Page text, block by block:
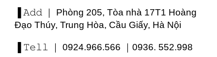
▐ 𝙰𝚍𝚍 ｜ Phòng 205, Tòa nhà 17T1 Hoàng
Đạo Thúy, Trung Hòa, Cầu Giấy, Hà Nội
▐ 𝚃𝚎𝚕𝚕 ｜ 0924.966.566 ｜0936. 552.998